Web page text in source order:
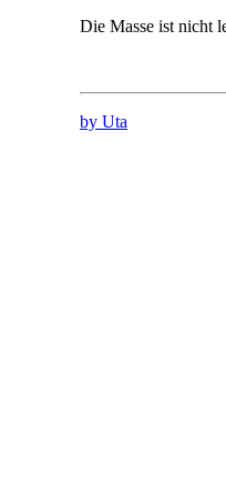
Die Masse ist nicht
by Uta